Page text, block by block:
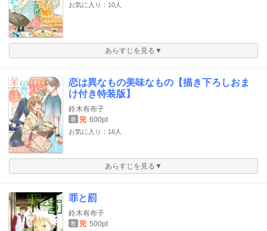
お気に入り：10人
あらすじを見る▼
恋は異なもの美味なもの【描き下ろしおま
け付き特装版】
鈴木有布子
巻 完 600pt
お気に入り：16人
あらすじを見る▼
罪と罰
鈴木有布子
巻 完 500pt